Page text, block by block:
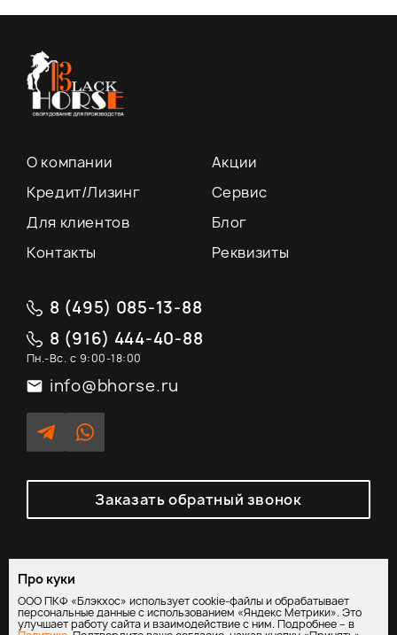
О компании
Акции
Кредит/Лизинг
Сервис
Для клиентов
Блог
Контакты
Реквизиты
8 (495) 085-13-88
8 (916) 444-40-88
Пн.-Вс. с 9:00-18:00
info@bhorse.ru
Заказать обратный звонок
Политика обработки персональных данных
обработку персональных данных
Про куки
ООО ПКФ «Блэкхос» использует cookie-файлы и обрабатывает
персональные данные с использованием «Яндекс Метрики». Это
улучшает работу сайта и взаимодействие с ним. Подробнее – в